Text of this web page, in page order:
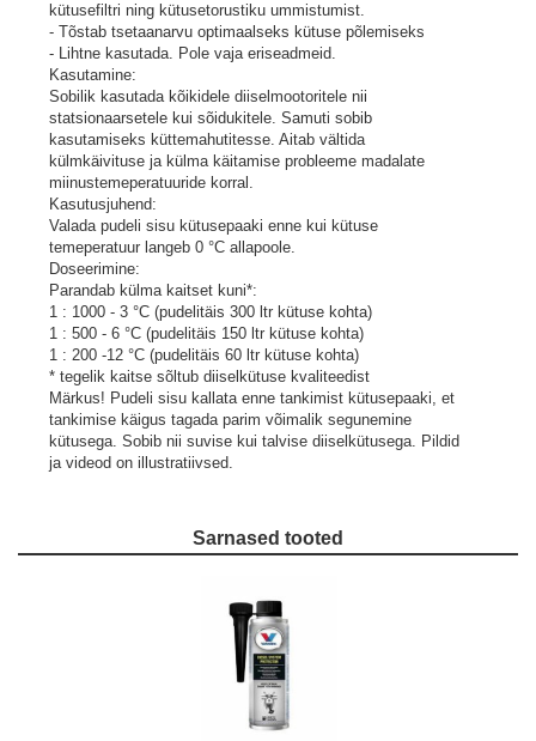
kütusefiltri ning kütusetorustiku ummistumist.
- Tõstab tsetaanarvu optimaalseks kütuse põlemiseks
- Lihtne kasutada. Pole vaja eriseadmeid.
Kasutamine:
Sobilik kasutada kõikidele diiselmootoritele nii
statsionaarsetele kui sõidukitele. Samuti sobib
kasutamiseks küttemahutitesse. Aitab vältida
külmkäivituse ja külma käitamise probleeme madalate
miinustemeperatuuride korral.
Kasutusjuhend:
Valada pudeli sisu kütusepaaki enne kui kütuse
temeperatuur langeb 0 °C allapoole.
Doseerimine:
Parandab külma kaitset kuni*:
1 : 1000 - 3 °C (pudelitäis 300 ltr kütuse kohta)
1 : 500 - 6 °C (pudelitäis 150 ltr kütuse kohta)
1 : 200 -12 °C (pudelitäis 60 ltr kütuse kohta)
* tegelik kaitse sõltub diiselkütuse kvaliteedist
Märkus! Pudeli sisu kallata enne tankimist kütusepaaki, et
tankimise käigus tagada parim võimalik segunemine
kütusega. Sobib nii suvise kui talvise diiselkütusega. Pildid
ja videod on illustratiivsed.
Sarnased tooted